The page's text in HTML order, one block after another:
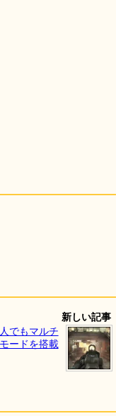
新しい記事
でもマルチ
ードを搭載